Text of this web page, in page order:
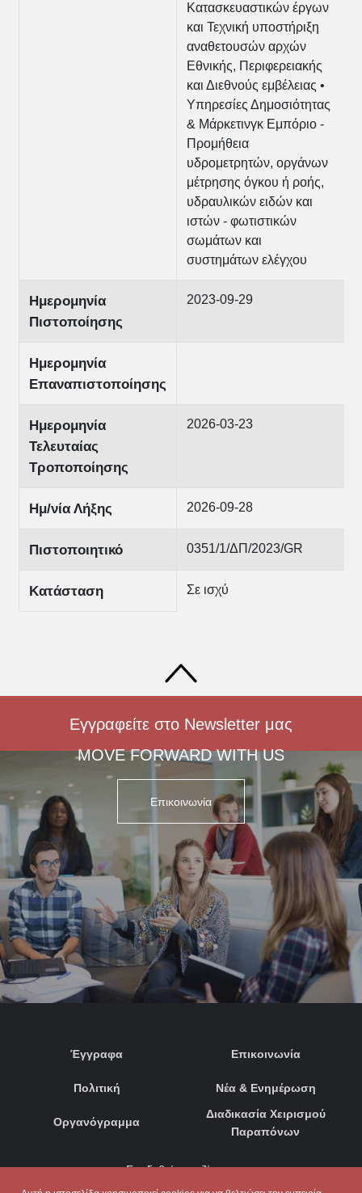
Κατασκευαστικών έργων
και Τεχνική υποστήριξη
αναθετουσών αρχών
Εθνικής, Περιφερειακής
και Διεθνούς εμβέλειας •
Υπηρεσίες Δημοσιότητας
& Μάρκετινγκ Εμπόριο -
Προμήθεια
υδρομετρητών, οργάνων
μέτρησης όγκου ή ροής,
υδραυλικών ειδών και
ιστών - φωτιστικών
σωμάτων και
συστημάτων ελέγχου
Ημερομηνία
Πιστοποίησης
2023-09-29
Ημερομηνία
Επαναπιστοποίησης
Ημερομηνία
Τελευταίας
Τροποποίησης
2026-03-23
Ημ/νία Λήξης 2026-09-28
Πιστοποιητικό 0351/1/ΔΠ/2023/GR
Κατάσταση Σε ισχύ
Εγγραφείτε στο Newsletter μας
MOVE FORWARD WITH US
Επικοινωνία
Έγγραφα
Πολιτική
Οργανόγραμμα
Επικοινωνία
Νέα & Ενημέρωση
Διαδικασία Χειρισμού
Παραπόνων
Συνδεθείτε μαζί μας: